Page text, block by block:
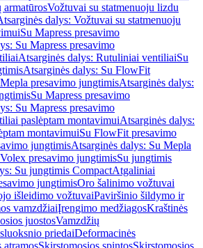
armatūrosVožtuvai su statmenuoju lizdu
dalys: Vožtuvai su statmenuoju
Su Mapress presavimo
Su Mapress presavimo
Atsarginės dalys: Rutuliniai ventiliaiSu
Atsarginės dalys: Su FlowFit
presavimo jungtimisAtsarginės dalys:
Su Mapress presavimo
Su Mapress presavimo
paslėptam montavimuiAtsarginės dalys:
montavimuiSu FlowFit presavimo
jungtimisAtsarginės dalys: Su Mepla
presavimo jungtimisSu jungtimis
Su jungtimis CompactAtgaliniai
jungtimisOro šalinimo vožtuvai
išleidimo vožtuvaiPaviršinio šildymo ir
vamzdžiaiĮrengimo medžiagosKraštinės
juostosVamzdžių
priedaiDeformacinės
atramosSkirstomosios spintosSkirstomosios